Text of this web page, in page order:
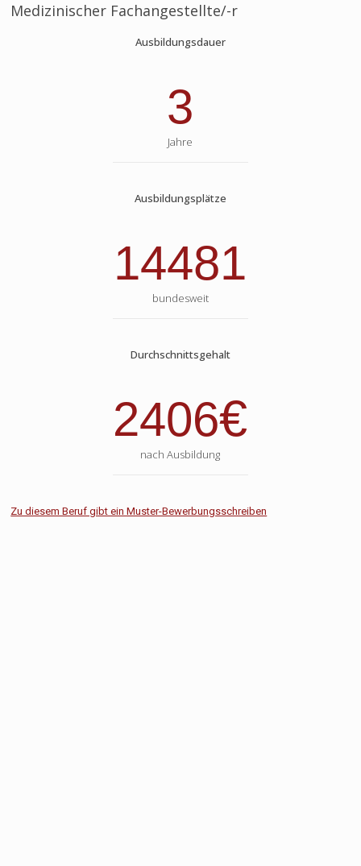
Medizinischer Fachangestellte/-r
Ausbildungsdauer
3
Jahre
Ausbildungsplätze
14481
bundesweit
Durchschnittsgehalt
2406€
nach Ausbildung
Zu diesem Beruf gibt ein Muster-Bewerbungsschreiben